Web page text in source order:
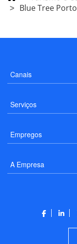
Blue Tree
Canais
Serviços
Empregos
A Empresa